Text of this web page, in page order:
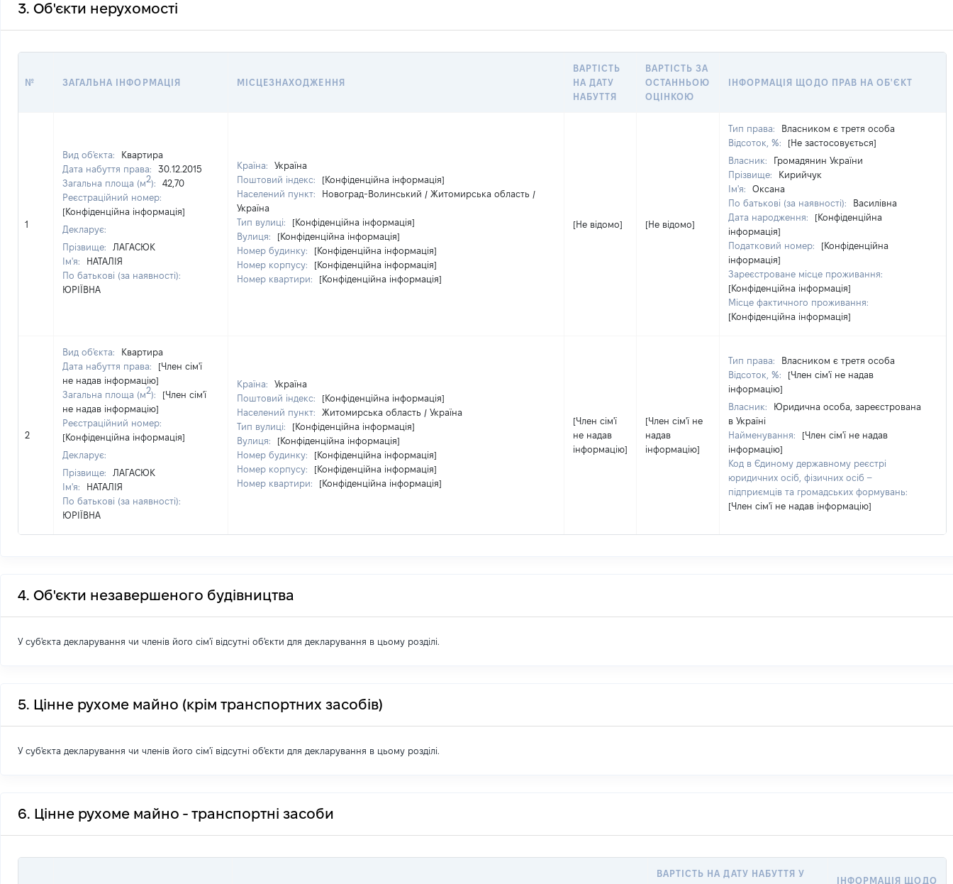
3. Об'єкти нерухомості
№ ЗАГАЛЬНА ІНФОРМАЦІЯ МІСЦЕЗНАХОДЖЕННЯ
ВАРТІСТЬ
НА ДАТУ
НАБУТТЯ
ВАРТІСТЬ ЗА
ОСТАННЬОЮ
ОЦІНКОЮ
ІНФОРМАЦІЯ ЩОДО ПРАВ НА ОБ'ЄКТ
1
Вид об'єкта:
Квартира
Дата набуття права:
30.12.2015
Загальна площа (м2):
42,70
Реєстраційний номер:
[Конфіденційна інформація]
Декларує:
Прізвище:
ЛАГАСЮК
Ім'я:
НАТАЛІЯ
По батькові (за наявності):
ЮРІЇВНА
Країна:
Україна
Поштовий індекс:
[Конфіденційна інформація]
Населений пункт:
Новоград-Волинський / Житомирська область /
Україна
Тип вулиці:
[Конфіденційна інформація]
Вулиця:
[Конфіденційна інформація]
Номер будинку:
[Конфіденційна інформація]
Номер корпусу:
[Конфіденційна інформація]
Номер квартири:
[Конфіденційна інформація]
[Не відомо] [Не відомо]
Тип права:
Власником є третя особа
Відсоток, %:
[Не застосовується]
Власник:
Громадянин України
Прізвище:
Кирийчук
Ім'я:
Оксана
По батькові (за наявності):
Василівна
Дата народження:
[Конфіденційна
інформація]
Податковий номер:
[Конфіденційна
інформація]
Зареєстроване місце проживання:
[Конфіденційна інформація]
Місце фактичного проживання:
[Конфіденційна інформація]
2
Вид об'єкта:
Квартира
Дата набуття права:
[Член сім'ї
не надав інформацію]
Загальна площа (м2):
[Член сім'ї
не надав інформацію]
Реєстраційний номер:
[Конфіденційна інформація]
Декларує:
Прізвище:
ЛАГАСЮК
Ім'я:
НАТАЛІЯ
По батькові (за наявності):
ЮРІЇВНА
Країна:
Україна
Поштовий індекс:
[Конфіденційна інформація]
Населений пункт:
Житомирська область / Україна
Тип вулиці:
[Конфіденційна інформація]
Вулиця:
[Конфіденційна інформація]
Номер будинку:
[Конфіденційна інформація]
Номер корпусу:
[Конфіденційна інформація]
Номер квартири:
[Конфіденційна інформація]
[Член сім'ї
не надав
інформацію]
[Член сім'ї не
надав
інформацію]
Тип права:
Власником є третя особа
Відсоток, %:
[Член сім'ї не надав
інформацію]
Власник:
Юридична особа, зареєстрована
в Україні
Найменування:
[Член сім'ї не надав
інформацію]
Код в Єдиному державному реєстрі
юридичних осіб, фізичних осіб –
підприємців та громадських формувань:
[Член сім'ї не надав інформацію]
4. Об'єкти незавершеного будівництва
У суб'єкта декларування чи членів його сім'ї відсутні об'єкти для декларування в цьому розділі.
5. Цінне рухоме майно (крім транспортних засобів)
У суб'єкта декларування чи членів його сім'ї відсутні об'єкти для декларування в цьому розділі.
6. Цінне рухоме майно - транспортні засоби
ВАРТІСТЬ НА ДАТУ НАБУТТЯ У
ІНФОРМАЦІЯ ЩОДО